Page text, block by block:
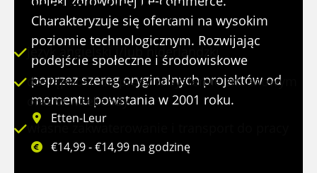
Charakteryzuje się ofertami na wysokim
poziomie technologicznym. Rozwijając
podejście społeczne i środowiskowe
poprzez szereg oryginalnych projektów od
momentu powstania w 2001 roku.
Etten-Leur
€14,99 - €14,99 na godzinę
TWOJE KWALIFIKACJE
język angielski i/lub niderlandzki
dostępność do pracy w systemie zmianowym
oraz w weekendy
własne zakwaterowanie i transport do pracy